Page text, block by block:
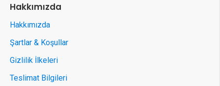
Hakkımızda
Hakkımızda
Şartlar & Koşullar
Gizlilik İlkeleri
Teslimat Bilgileri